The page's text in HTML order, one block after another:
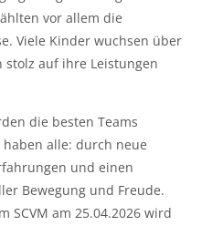
vor allem die
Viele Kinder wuchsen über
auf ihre Leistungen
die besten Teams
alle: durch neue
und einen
Bewegung und Freude.
SCVM am 25.04.2026 wird